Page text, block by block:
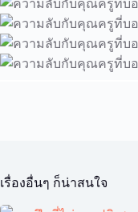
เรื่องอื่นๆ ก็น่าสนใจ